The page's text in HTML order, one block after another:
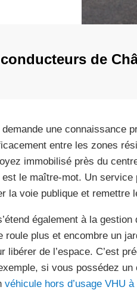
de
une connaissance
entre les zones
immobilisé près du
le maître-mot. Un service
la voie publique et remettre
également à la gestion
roule plus et encombre un
de l’espace. C’est
si vous possédez
véhicule hors d’usage VHU à